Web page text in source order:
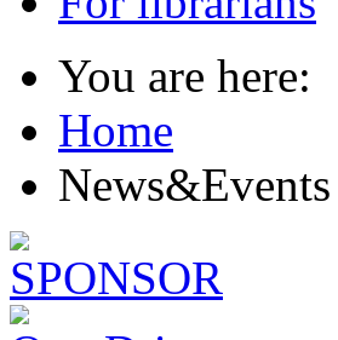
You are here:
Home
News&Events